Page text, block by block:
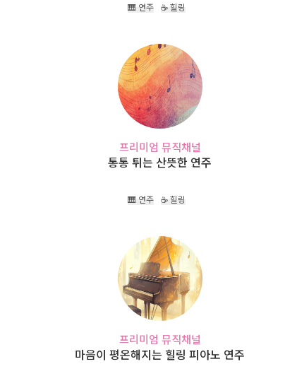
🎹 연주 ☕ 힐링
프리미엄 뮤직채널
통통 튀는 산뜻한 연주
🎹 연주 ☕ 힐링
프리미엄 뮤직채널
마음이 평온해지는 힐링 피아노 연주